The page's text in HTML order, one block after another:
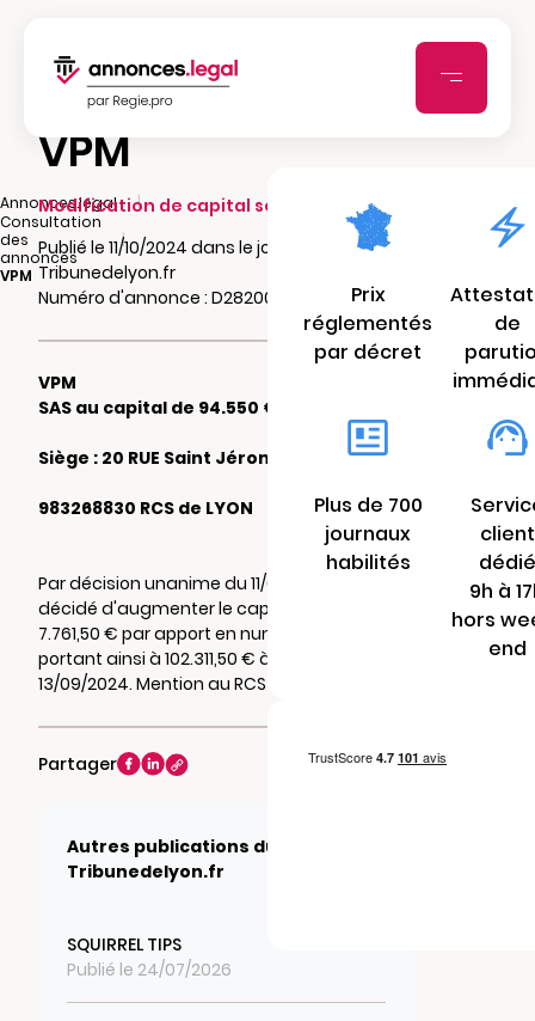
Annonces.legal
|
Consultation
des
annonces
|
VPM
VPM
Modification de capital social
Publié le 11/10/2024 dans le journal
Tribunedelyon.fr
Numéro d'annonce : D282005606gb4
VPM
SAS au capital de 94.550 €
Siège : 20 RUE Saint Jérome 69007 LYON
983268830 RCS de LYON
Par décision unanime du 11/09/2024, il a été
décidé d'augmenter le capital social de
7.761,50 € par apport en numéraire, le
portant ainsi à 102.311,50 € à compter du
13/09/2024. Mention au RCS de LYON
Partager
Autres publications du journal
Tribunedelyon.fr
SQUIRREL TIPS
Publié le 24/07/2026
Prix
réglementés
par décret
de
Plus de 700
journaux
habilités
client
dédié
9h à
hors
end